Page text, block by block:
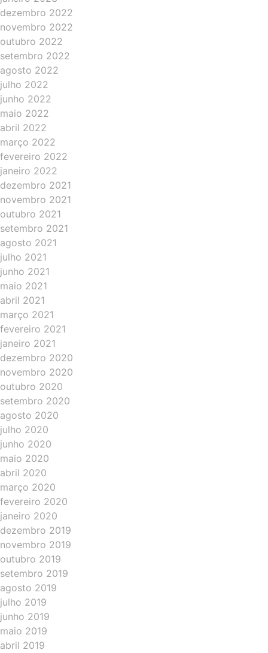
dezembro 2022
novembro 2022
outubro 2022
setembro 2022
agosto 2022
julho 2022
junho 2022
maio 2022
abril 2022
março 2022
fevereiro 2022
janeiro 2022
dezembro 2021
novembro 2021
outubro 2021
setembro 2021
agosto 2021
julho 2021
junho 2021
maio 2021
abril 2021
março 2021
fevereiro 2021
janeiro 2021
dezembro 2020
novembro 2020
outubro 2020
setembro 2020
agosto 2020
julho 2020
junho 2020
maio 2020
abril 2020
março 2020
fevereiro 2020
janeiro 2020
dezembro 2019
novembro 2019
outubro 2019
setembro 2019
agosto 2019
julho 2019
junho 2019
maio 2019
abril 2019